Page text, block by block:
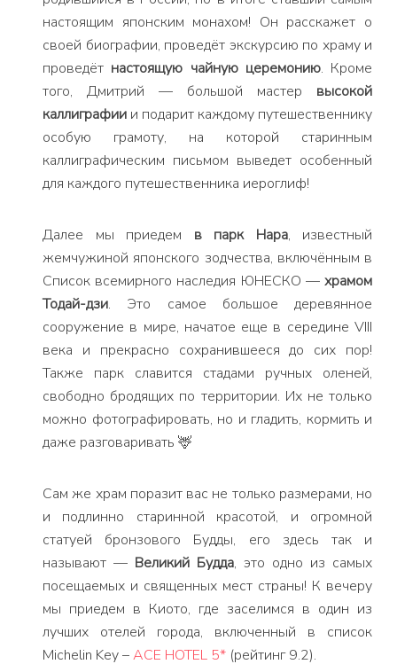
настоящим японским монахом! Он расскажет о
своей биографии, проведёт экскурсию по храму и
проведёт настоящую чайную церемонию. Кроме
того, Дмитрий — большой мастер высокой
каллиграфии и подарит каждому путешественнику
особую грамоту, на которой старинным
каллиграфическим письмом выведет особенный
для каждого путешественника иероглиф!
Далее мы приедем в парк Нара, известный
жемчужиной японского зодчества, включённым в
Список всемирного наследия ЮНЕСКО — храмом
Тодай-дзи. Это самое большое деревянное
сооружение в мире, начатое еще в середине VIII
века и прекрасно сохранившееся до сих пор!
Также парк славится стадами ручных оленей,
свободно бродящих по территории. Их не только
можно фотографировать, но и гладить, кормить и
даже разговаривать 🦌
Сам же храм поразит вас не только размерами, но
и подлинно старинной красотой, и огромной
статуей бронзового Будды, его здесь так и
называют — Великий Будда, это одно из самых
посещаемых и священных мест страны! К вечеру
мы приедем в Киото, где заселимся в один из
лучших отелей города, включенный в список
Michelin Key –ACE HOTEL 5* (рейтинг 9.2).